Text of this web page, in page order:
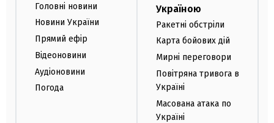
Головні новини
Новини України
Прямий ефір
Відеоновини
Аудіоновини
Погода
Україною
Ракетні обстріли
Карта бойових дій
Мирні переговори
Повітряна тривога в
Україні
Масована атака по
Україні